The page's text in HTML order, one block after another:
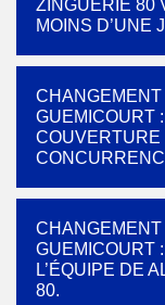
ZINGUERIE 80
MOINS D’UNE
GUEMICOURT
COUVERTURE
GUEMICOURT
L’ÉQUIPE DE
80.